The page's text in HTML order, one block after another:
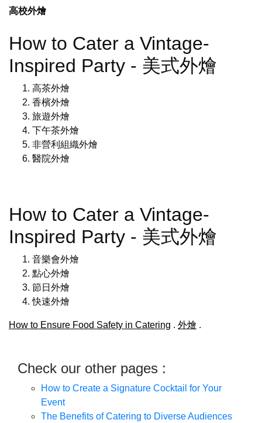
高校外燴
How to Cater a Vintage-
Inspired Party - 美式外燴
高茶外燴
香檳外燴
旅遊外燴
下午茶外燴
非營利組織外燴
醫院外燴
How to Cater a Vintage-
Inspired Party - 美式外燴
音樂會外燴
點心外燴
節日外燴
快速外燴
How to Ensure Food Safety in Catering . 外燴 .
Check our other pages :
How to Create a Signature Cocktail for Your
Event
The Benefits of Catering to Diverse Audiences